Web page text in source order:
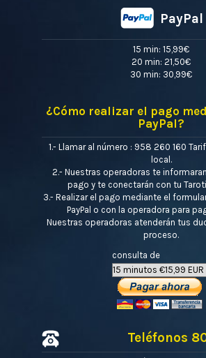
PayPal
15 min: 15,99€
20 min: 21,50€
30 min: 30,99€
¿Cómo realizar el pago
PayPal?
1.- Llamar al número : 958 260 160
local.
2.- Nuestras operadoras te
pago y te conectarán con tu
3.- Realizar el pago mediante el
PayPal o con la operadora para
Nuestras operadoras atenderán tus
proceso.
consulta de
Teléfonos